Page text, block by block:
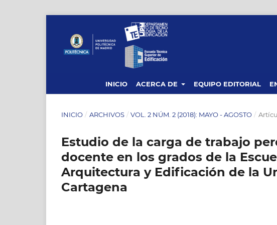
INICIO ACERCA DE EQUIPO EDITORIAL
INICIO / ARCHIVOS / VOL. 2 NÚM. 2 (2018): MAYO - AGOSTO /
Estudio de la carga de trabajo
docente en los grados de la
Arquitectura y Edificación de la
Cartagena